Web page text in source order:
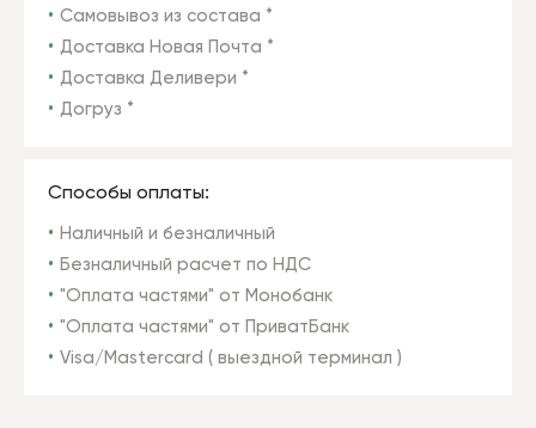
Самовывоз из состава *
Доставка Новая Почта *
Доставка Деливери *
Догруз *
Способы оплаты:
Наличный и безналичный
Безналичный расчет по НДС
"Оплата частями" от Монобанк
"Оплата частями" от ПриватБанк
Visa/Mastercard ( выездной терминал )